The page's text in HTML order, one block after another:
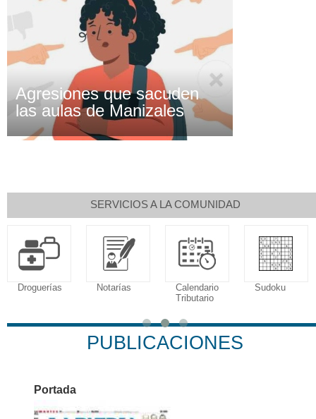
Agresiones que sacuden
las aulas de Manizales
SERVICIOS A LA COMUNIDAD
Notarías
Calendario
Sudoku
PUBLICACIONES
Portada